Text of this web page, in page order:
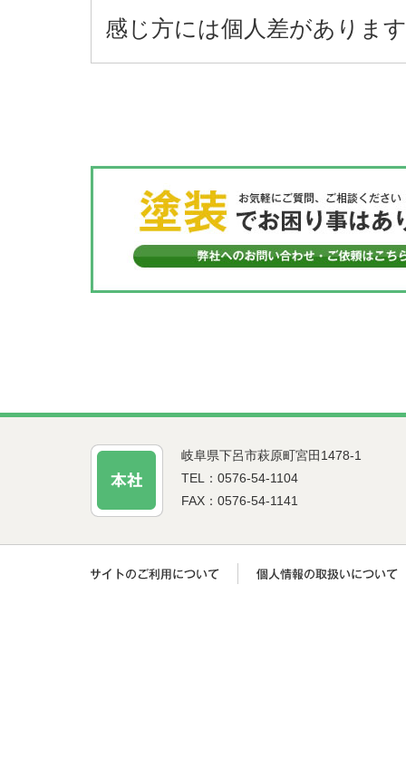
感じ方には個人差がありま
岐阜県下呂市萩原町宮田1478-1
TEL：0576-54-1104
FAX：0576-54-1141